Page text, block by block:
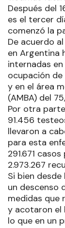
Después del
es el tercer
comenzó la
De acuerdo
en Argentina
internadas
ocupación de
y en el área
(AMBA) del
Por otra
91.456
llevaron a
para esta
291.671
2.973.267
Si bien
un descenso
medidas que
y acotaron el
lo que en un